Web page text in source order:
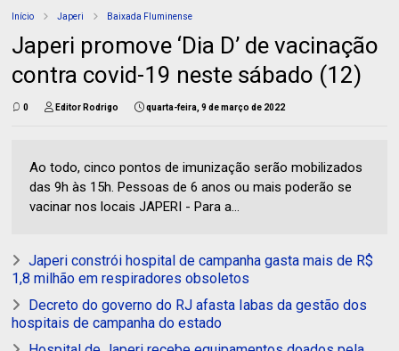
Início Japeri Baixada Fluminense
Japeri promove ‘Dia D’ de vacinação
contra covid-19 neste sábado (12)
0 Editor Rodrigo quarta-feira, 9 de março de 2022
Ao todo, cinco pontos de imunização serão mobilizados
das 9h às 15h. Pessoas de 6 anos ou mais poderão se
vacinar nos locais JAPERI - Para a...
Japeri constrói hospital de campanha gasta mais de R$
1,8 milhão em respiradores obsoletos
Decreto do governo do RJ afasta Iabas da gestão dos
hospitais de campanha do estado